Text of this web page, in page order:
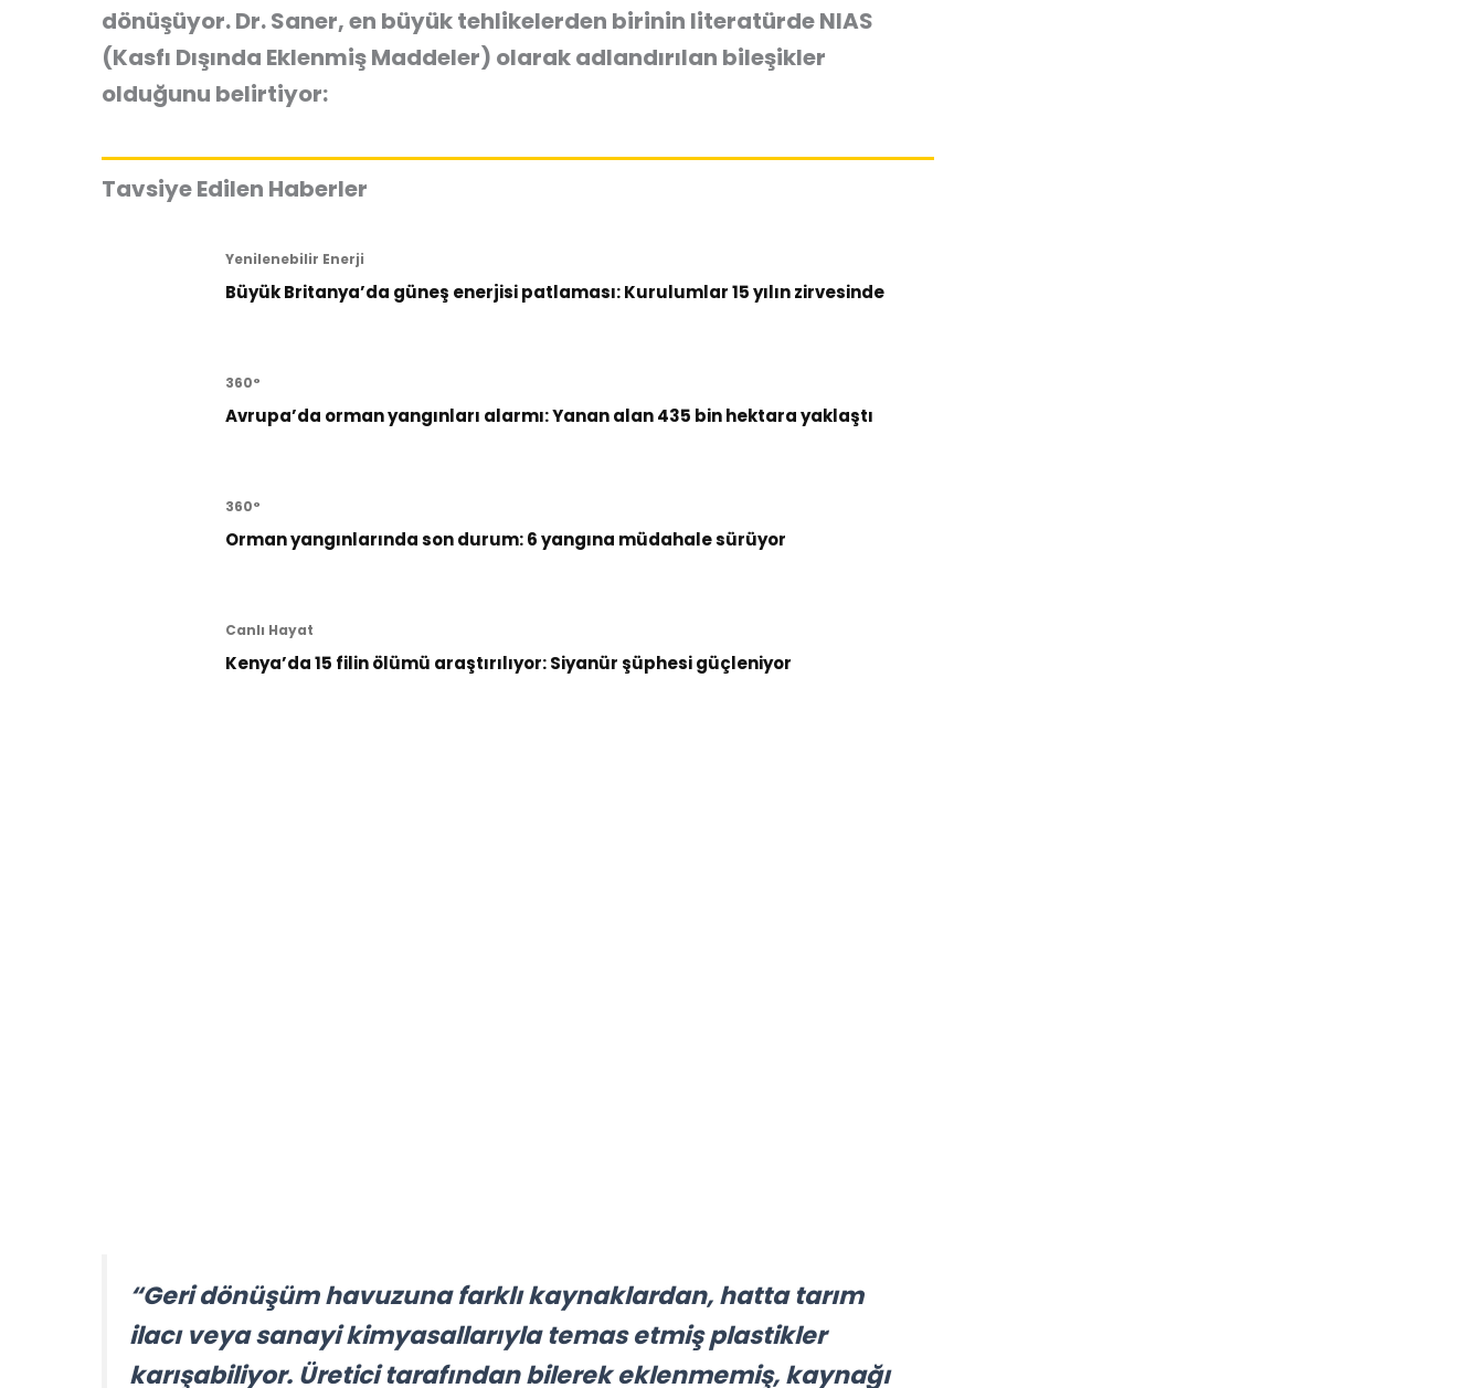
dönüşüyor. Dr. Saner, en büyük tehlikelerden birinin literatürdeNIAS
(Kasfı Dışında Eklenmiş Maddeler) olarak adlandırılan bileşikler
olduğunu belirtiyor:
Tavsiye Edilen Haberler
Yenilenebilir Enerji
Büyük Britanya’da güneş enerjisi patlaması: Kurulumlar 15 yılın zirvesinde
360°
Avrupa’da orman yangınları alarmı: Yanan alan 435 bin hektara yaklaştı
360°
Orman yangınlarında son durum: 6 yangına müdahale sürüyor
Canlı Hayat
Kenya’da 15 filin ölümü araştırılıyor: Siyanür şüphesi güçleniyor
“Geri dönüşüm havuzuna farklı kaynaklardan, hatta tarım
ilacı veya sanayi kimyasallarıyla temas etmiş plastikler
karışabiliyor. Üretici tarafından bilerek eklenmemiş, kaynağı